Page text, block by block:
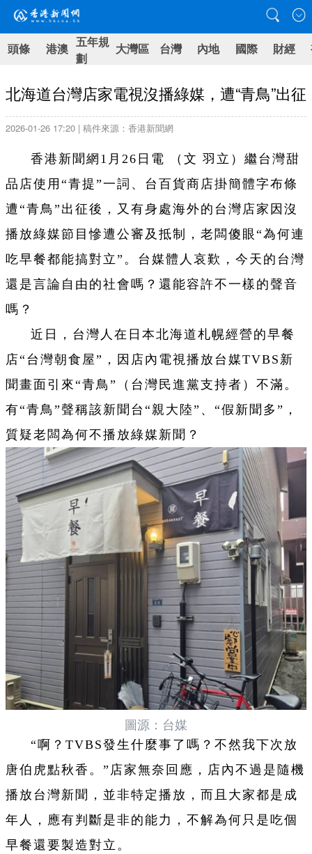
頭條 港澳 五年規
劃
大灣區 台灣 內地 國際 財經
北海道台灣店家電視沒播綠媒，遭“青鳥”出征
2026-01-26 17:20 | 稿件來源：香港新聞網
香港新聞網1月26日電 （文 羽立）繼台灣甜
品店使用“青提”一詞、台百貨商店掛簡體字布條
遭“青鳥”出征後，又有身處海外的台灣店家因沒
播放綠媒節目慘遭公審及抵制，老闆傻眼“為何連
吃早餐都能搞對立”。台媒體人哀歎，今天的台灣
還是言論自由的社會嗎？還能容許不一樣的聲音
嗎？
近日，台灣人在日本北海道札幌經營的早餐
店“台灣朝食屋”，因店內電視播放台媒TVBS新
聞畫面引來“青鳥”（台灣民進黨支持者）不滿。
有“青鳥”聲稱該新聞台“親大陸”、“假新聞多”，
質疑老闆為何不播放綠媒新聞？
圖源：台媒
“啊？TVBS發生什麼事了嗎？不然我下次放
唐伯虎點秋香。”店家無奈回應，店內不過是隨機
播放台灣新聞，並非特定播放，而且大家都是成
年人，應有判斷是非的能力，不解為何只是吃個
早餐還要製造對立。